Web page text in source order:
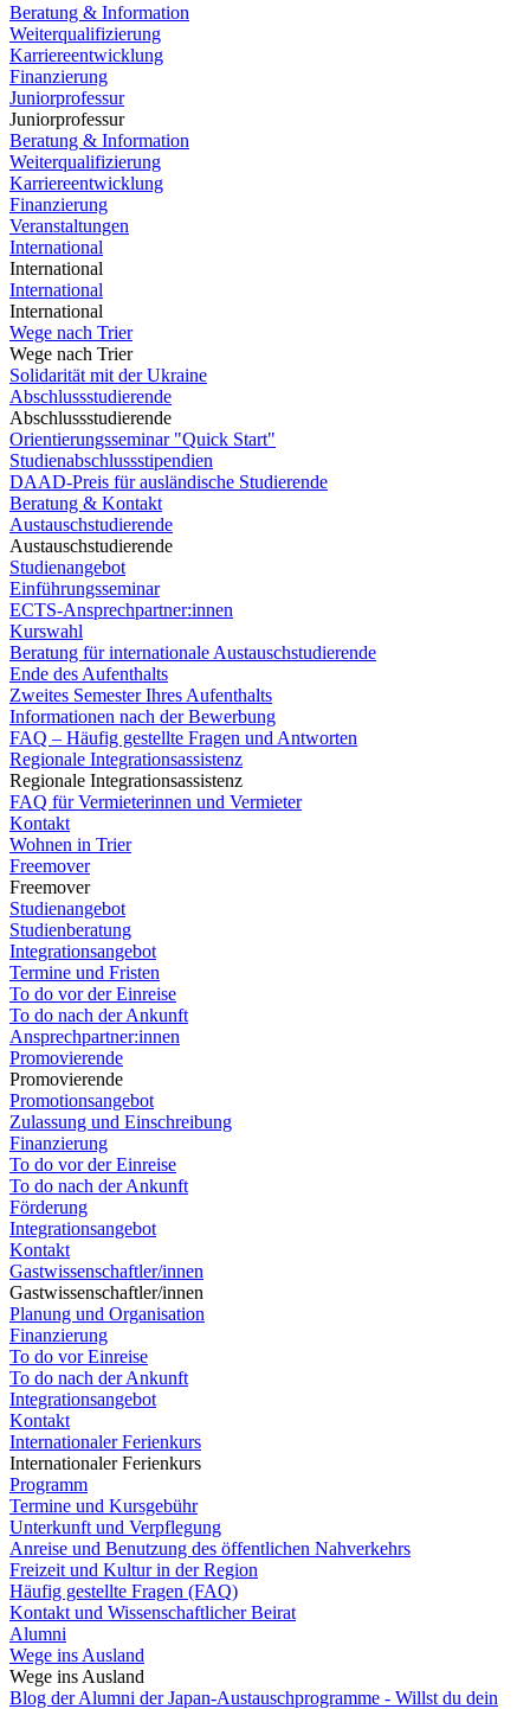
Beratung & Information
Weiterqualifizierung
Karriereentwicklung
Finanzierung
Juniorprofessur
Juniorprofessur
Beratung & Information
Weiterqualifizierung
Karriereentwicklung
Finanzierung
Veranstaltungen
International
International
International
International
Wege nach Trier
Wege nach Trier
Solidarität mit der Ukraine
Abschlussstudierende
Abschlussstudierende
Orientierungsseminar "Quick Start"
Studienabschlussstipendien
DAAD-Preis für ausländische Studierende
Beratung & Kontakt
Austauschstudierende
Austauschstudierende
Studienangebot
Einführungsseminar
ECTS-Ansprechpartner:innen
Kurswahl
Beratung für internationale Austauschstudierende
Ende des Aufenthalts
Zweites Semester Ihres Aufenthalts
Informationen nach der Bewerbung
FAQ – Häufig gestellte Fragen und Antworten
Regionale Integrationsassistenz
Regionale Integrationsassistenz
FAQ für Vermieterinnen und Vermieter
Kontakt
Wohnen in Trier
Freemover
Freemover
Studienangebot
Studienberatung
Integrationsangebot
Termine und Fristen
To do vor der Einreise
To do nach der Ankunft
Ansprechpartner:innen
Promovierende
Promovierende
Promotionsangebot
Zulassung und Einschreibung
Finanzierung
To do vor der Einreise
To do nach der Ankunft
Förderung
Integrationsangebot
Kontakt
Gastwissenschaftler/innen
Gastwissenschaftler/innen
Planung und Organisation
Finanzierung
To do vor Einreise
To do nach der Ankunft
Integrationsangebot
Kontakt
Internationaler Ferienkurs
Internationaler Ferienkurs
Programm
Termine und Kursgebühr
Unterkunft und Verpflegung
Anreise und Benutzung des öffentlichen Nahverkehrs
Freizeit und Kultur in der Region
Häufig gestellte Fragen (FAQ)
Kontakt und Wissenschaftlicher Beirat
Alumni
Wege ins Ausland
Wege ins Ausland
Blog der Alumni der Japan-Austauschprogramme - Willst du dein